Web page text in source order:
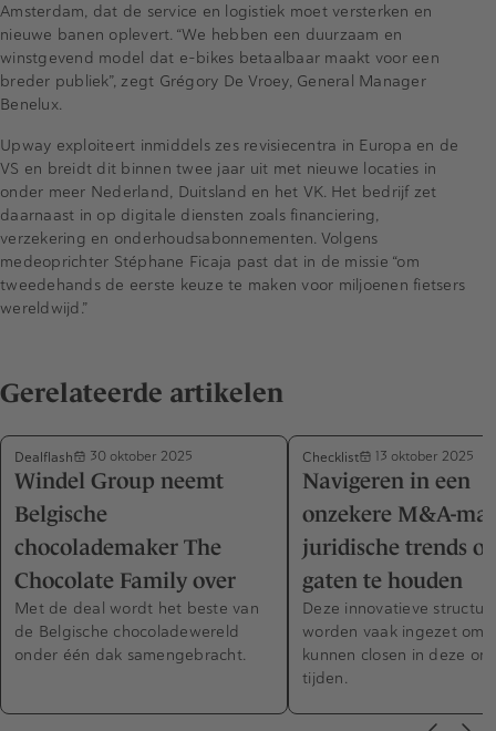
Amsterdam, dat de service en logistiek moet versterken en
nieuwe banen oplevert. “We hebben een duurzaam en
winstgevend model dat e-bikes betaalbaar maakt voor een
breder publiek”, zegt Grégory De Vroey, General Manager
Benelux.
Upway exploiteert inmiddels zes revisiecentra in Europa en de
VS en breidt dit binnen twee jaar uit met nieuwe locaties in
onder meer Nederland, Duitsland en het VK. Het bedrijf zet
daarnaast in op digitale diensten zoals financiering,
verzekering en onderhoudsabonnementen. Volgens
medeoprichter Stéphane Ficaja past dat in de missie “om
tweedehands de eerste keuze te maken voor miljoenen fietsers
wereldwijd.”
Gerelateerde artikelen
Dealflash 30 oktober 2025
Windel Group neemt
Belgische
chocolademaker The
Chocolate Family over
Met de deal wordt het beste van
de Belgische chocoladewereld
onder één dak samengebracht.
Checklist 13 oktober 2025
Navigeren in een
onzekere M&A-
juridische trends
gaten te houden
Deze innovatieve
worden vaak ingezet om
kunnen closen in deze
tijden.